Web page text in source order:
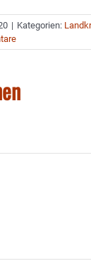
| Kategorien: